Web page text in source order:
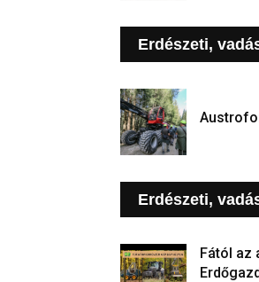
Erdészeti,
Erdészeti,
Fától az